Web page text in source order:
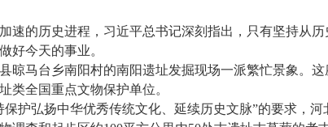
的历史进程，习近平总书记深刻指出，只有坚持从历
好今天的事业。
马台乡南阳村的南阳遗址发掘现场一派繁忙景象。这
类全国重点文物保护单位。
弘扬中华优秀传统文化、延续历史文脉”的要求，河